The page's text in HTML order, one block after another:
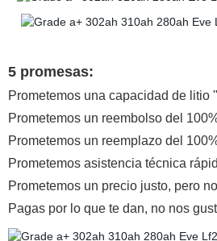
5 promesas:
Prometemos una capacidad de litio
Prometemos un reembolso del
Prometemos un reemplazo del
Prometemos asistencia técnica
Prometemos un precio justo, pero
Pagas por lo que te dan, no nos